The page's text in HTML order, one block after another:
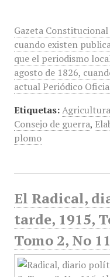
Gazeta
cuando existen
que el periodismo
agosto de 1826,
actual Periódico
Etiquetas: Agricultura
Consejo de guerra,
plomo
El Radical,
tarde, 1915,
Tomo 2, No